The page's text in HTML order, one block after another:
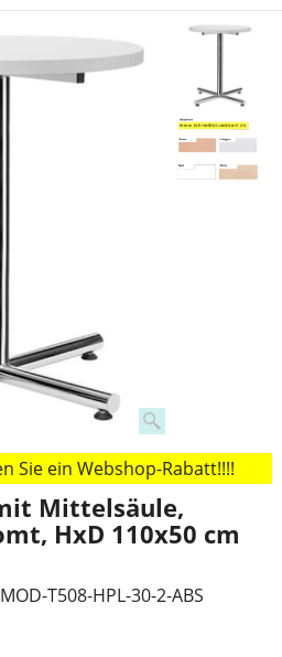
Sie ein Webshop-Rabatt!!!!
Mittelsäule,
HxD 110x50 cm
T508-HPL-30-2-ABS